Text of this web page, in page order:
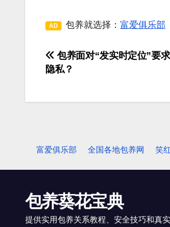
AD 包养就选择： 富爱俱乐部
文
包养面对“发实时定位”要
隐私？
富爱俱乐部 全国各地包养网 笑
包养葵花宝典
提供实用包养关系教程、安全技巧和真